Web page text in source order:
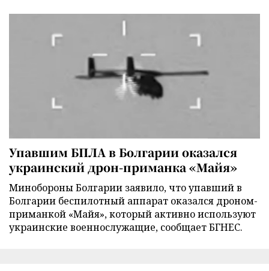
Упавшим БПЛА в Болгарии оказался
украинский дрон-приманка «Майя»
Минобороны Болгарии заявило, что упавший в
Болгарии беспилотный аппарат оказался дроном-
приманкой «Майя», который активно используют
украинские военнослужащие, сообщает БГНЕС.